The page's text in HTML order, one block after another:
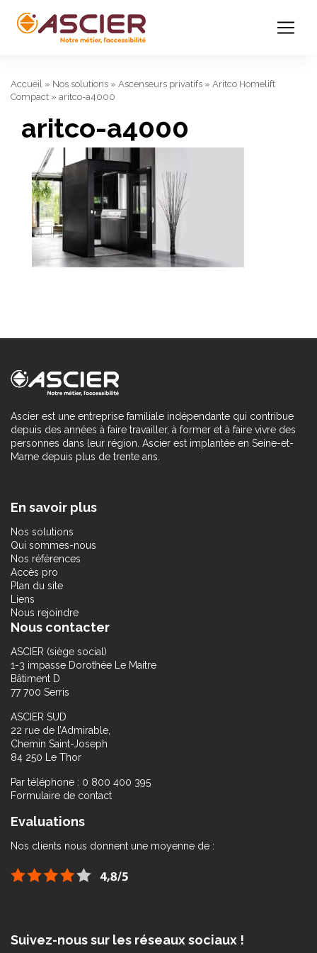
Accueil » Nos solutions » Ascenseurs privatifs » Aritco Homelift
Compact » aritco-a4000
aritco-a4000
Ascier est une entreprise familiale indépendante qui contribue
depuis des années à faire travailler, à former et à faire vivre des
personnes dans leur région. Ascier est implantée en Seine-et-
Marne depuis plus de trente ans.
En savoir plus
Nos solutions
Qui sommes-nous
Nos références
Accès pro
Plan du site
Liens
Nous rejoindre
Nous contacter
ASCIER (siège social)
1-3 impasse Dorothée Le Maitre
Bâtiment D
77 700 Serris
ASCIER SUD
22 rue de l’Admirable,
Chemin Saint-Joseph
84 250 Le Thor
Par téléphone : 0 800 400 395
Formulaire de contact
Evaluations
Nos clients nous donnent une moyenne de :
Suivez-nous sur les réseaux sociaux !